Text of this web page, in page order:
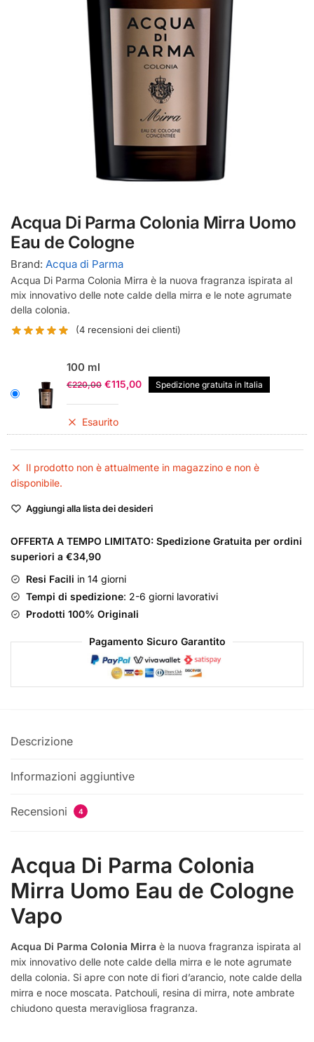
Acqua Di Parma Colonia Mirra Uomo
Eau de Cologne
Brand: Acqua di Parma
Acqua Di Parma Colonia Mirra è la nuova fragranza ispirata al
mix innovativo delle note calde della mirra e le note agrumate
della colonia.
(4 recensioni dei clienti)
100 ml
€220,00 Il
era:
€115,00Il
Spedizione gratuita in Italia
Esaurito
Il prodotto non è attualmente in magazzino e non è
disponibile.
Aggiungi alla lista dei desideri
OFFERTA A TEMPO LIMITATO: Spedizione Gratuita per ordini
superiori a €34,90
Resi Facili in 14 giorni
Tempi di spedizione: 2-6 giorni lavorativi
Prodotti 100% Originali
Pagamento Sicuro Garantito
Descrizione
Informazioni aggiuntive
Recensioni 4
Acqua Di Parma Colonia
Mirra Uomo Eau de Cologne
Vapo
Acqua Di Parma Colonia Mirra è la nuova fragranza ispirata al
mix innovativo delle note calde della mirra e le note agrumate
della colonia. Si apre con note di fiori d’arancio, note calde della
mirra e noce moscata. Patchouli, resina di mirra, note ambrate
chiudono questa meravigliosa fragranza.